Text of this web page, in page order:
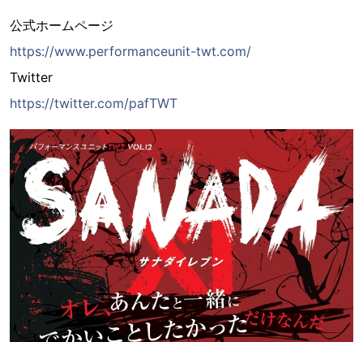
公式ホームページ
https://www.performanceunit-twt.com/
Twitter
https://twitter.com/pafTWT